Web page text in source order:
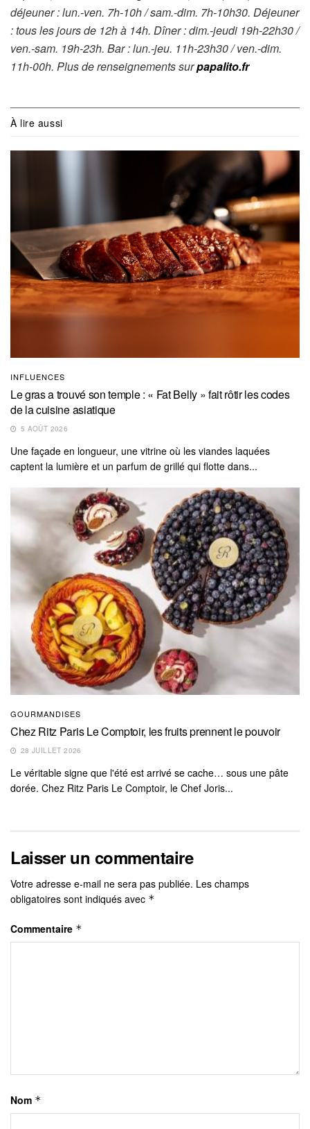
déjeuner : lun.-ven. 7h-10h / sam.-dim. 7h-10h30. Déjeuner
: tous les jours de 12h à 14h. Dîner : dim.-jeudi 19h-22h30 /
ven.-sam. 19h-23h. Bar : lun.-jeu. 11h-23h30 / ven.-dim.
11h-00h. Plus de renseignements surpapalito.fr
À lire aussi
INFLUENCES
Le gras a trouvé son temple : « Fat Belly » fait rôtir les codes
de la cuisine asiatique
5 AOÛT 2026
Une façade en longueur, une vitrine où les viandes laquées
captent la lumière et un parfum de grillé qui flotte dans...
GOURMANDISES
Chez Ritz Paris Le Comptoir, les fruits prennent le pouvoir
28 JUILLET 2026
Le véritable signe que l'été est arrivé se cache… sous une pâte
dorée. Chez Ritz Paris Le Comptoir, le Chef Joris...
Laisser un commentaire
Votre adresse e-mail ne sera pas publiée. Les champs
obligatoires sont indiqués avec *
Commentaire *
Nom *